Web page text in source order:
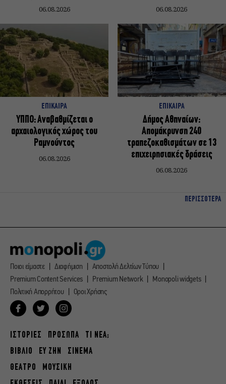
06.08.2026 06.08.2026
ΕΠΙΚΑΙΡΑ
ΥΠΠΟ: Αναβαθμίζεται ο
αρχαιολογικός χώρος του
Ραμνούντος
06.08.2026
ΕΠΙΚΑΙΡΑ
Δήμος Αθηναίων:
Απομάκρυνση 240
τραπεζοκαθισμάτων σε 13
επιχειρησιακές δράσεις
06.08.2026
ΠΕΡΙΣΣΟΤΕΡΑ
Ποιοι είμαστε Διαφήμιση
Αποστολή Δελτίων Τύπου
Premium Content Services
Premium Network
Monopoli widgets
Πολιτική Απορρήτου
Οροι Χρήσης
ΙΣΤΟΡΙΕΣ ΠΡΟΣΩΠΑ
ΤΙ ΝΕΑ;
ΒΙΒΛΙΟ
ΕΥ ΖΗΝ
ΣΙΝΕΜΑ
ΘΕΑΤΡΟ
ΜΟΥΣΙΚΗ